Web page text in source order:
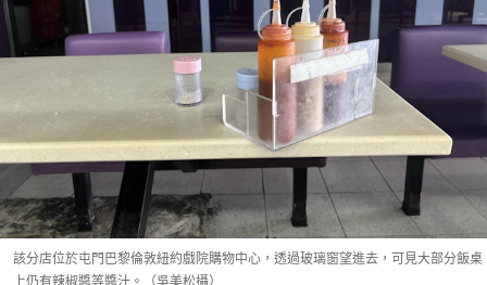
該分店位於屯門巴黎倫敦紐約戲院購物中心，透過玻璃窗望進去，可見大部分飯桌
上仍有辣椒醬等醬汁。（吳美松攝）